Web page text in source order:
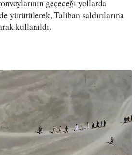
geçeceği yollarda
yürütülerek, Taliban saldırılarına
kullanıldı.